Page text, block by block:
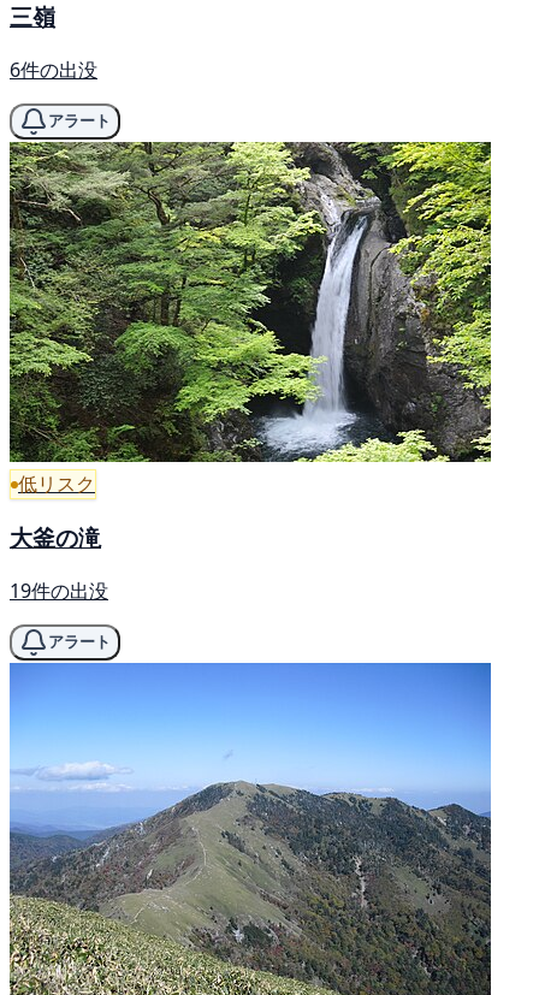
三嶺
6件の出没
アラート
低リスク
大釜の滝
19件の出没
アラート